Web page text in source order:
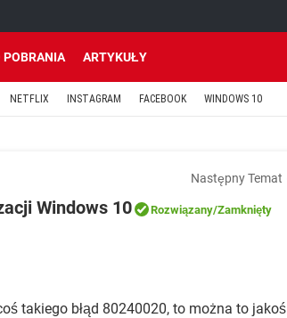
POBRANIA ARTYKUŁY
NETFLIX INSTAGRAM FACEBOOK WINDOWS 10
Następny Temat
Windows 10 Rozwiązany/Zamknięty
takiego błąd 80240020, to można to jakoś